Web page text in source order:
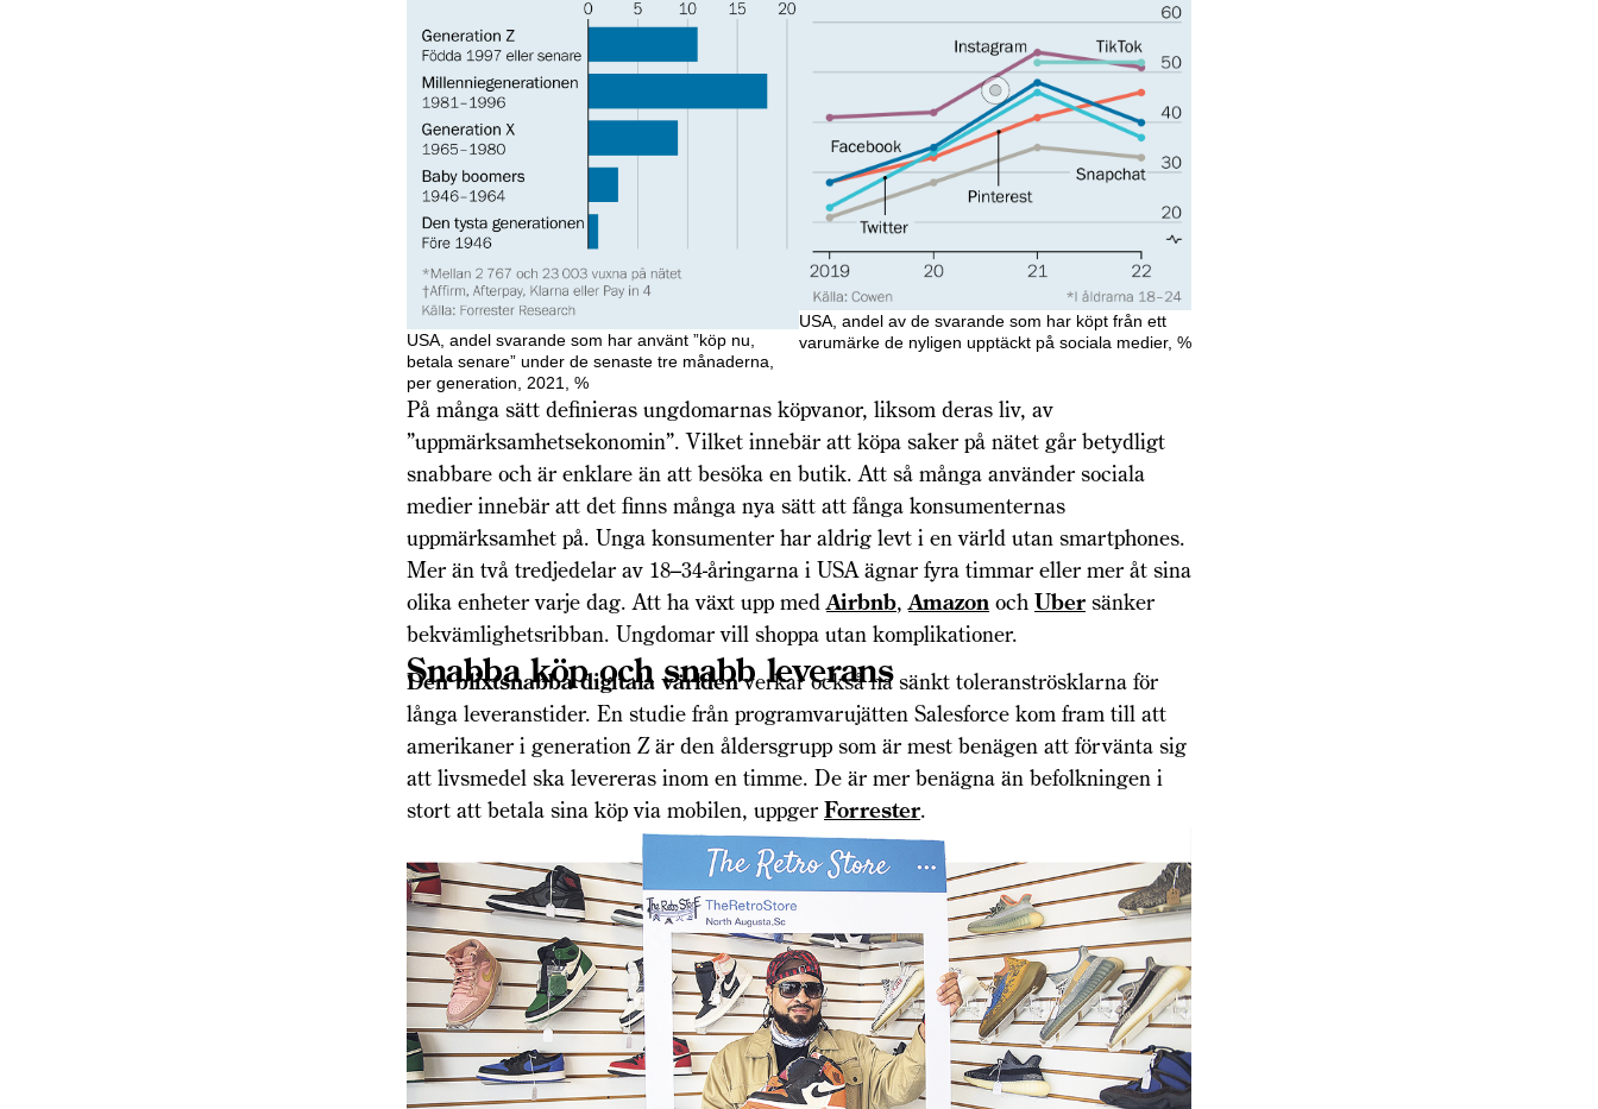
USA, andel svarande som har använt ”köp nu,
betala senare” under de senaste tre månaderna,
per generation, 2021, %
USA, andel av de svarande som har köpt från ett
varumärke de nyligen upptäckt på sociala medier, %
På många sätt definieras ungdomarnas köpvanor, liksom deras liv, av
”uppmärksamhetsekonomin”. Vilket innebär att köpa saker på nätet går betydligt
snabbare och är enklare än att besöka en butik. Att så många använder sociala
medier innebär att det finns många nya sätt att fånga konsumenternas
uppmärksamhet på. Unga konsumenter har aldrig levt i en värld utan smartphones.
Mer än två tredjedelar av 18–34-åringarna i USA ägnar fyra timmar eller mer åt sina
olika enheter varje dag. Att ha växt upp medAirbnb,Amazon och Uber sänker
bekvämlighetsribban. Ungdomar vill shoppa utan komplikationer.
Snabba köp och snabb leverans
Den blixtsnabba digitala världenverkar också ha sänkt toleranströsklarna för
långa leveranstider. En studie från programvarujätten Salesforce kom fram till att
amerikaner i generation Z är den åldersgrupp som är mest benägen att förvänta sig
att livsmedel ska levereras inom en timme. De är mer benägna än befolkningen i
stort att betala sina köp via mobilen, uppger Forrester.